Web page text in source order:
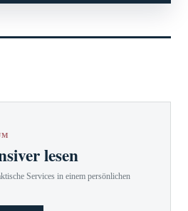
lesen
Services in einem persönlichen